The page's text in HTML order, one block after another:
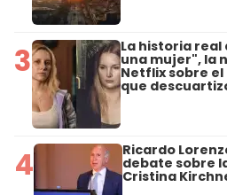
3 La historia real
una mujer", la
Netflix sobre el
que
4 Ricardo
debate sobre
Cristina